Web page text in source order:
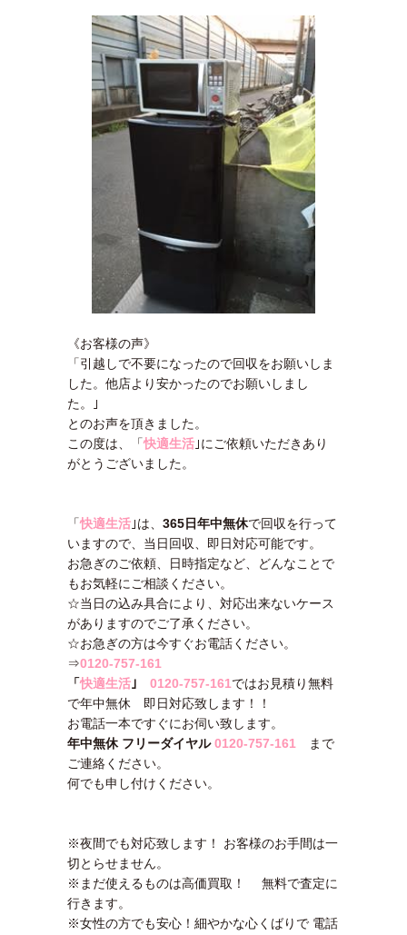
《お客様の声》
「引越しで不要になったので回収をお願いしま
した。他店より安かったのでお願いしまし
た。｣
とのお声を頂きました。
この度は、「快適生活 ｣にご依頼いただきあり
がとうございました。
「快適生活 ｣は、 365日年中無休で回収を行って
いますので、当日回収、即日対応可能です。
お急ぎのご依頼、日時指定など、どんなことで
もお気軽にご相談ください。
☆当日の込み具合により、対応出来ないケース
がありますのでご了承ください。
☆お急ぎの方は今すぐお電話ください。
⇒0120-757-161
「快適生活 ｣ 0120-757-161ではお見積り無料
で年中無休 即日対応致します！！
お電話一本ですぐにお伺い致します。
年中無休 フリーダイヤル0120-757-161 まで
ご連絡ください。
何でも申し付けください。
※夜間でも対応致します！ お客様のお手間は一
切とらせません。
※まだ使えるものは高価買取！ 無料で査定に
行きます。
※女性の方でも安心！細やかな心くばりで 電話